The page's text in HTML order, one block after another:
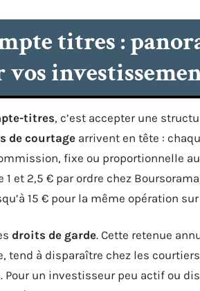
titres :
titres, c’est accepter une
de courtage arrivent en tête :
fixe ou proportionnelle
1 et 2,5 € par ordre chez
15 € pour la même opération
droits de garde. Cette retenue
tend à disparaître chez les
un investisseur peu actif ou